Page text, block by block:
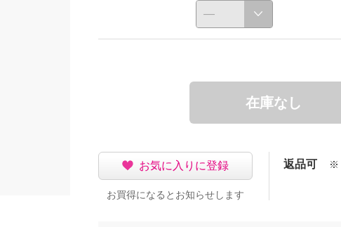
在庫なし
お気に入りに登録
お買得になるとお知らせします
返品可 ※